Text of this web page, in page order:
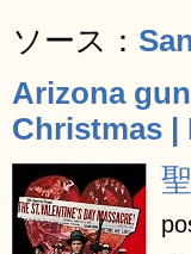
ソース：
Arizona
Christmas |